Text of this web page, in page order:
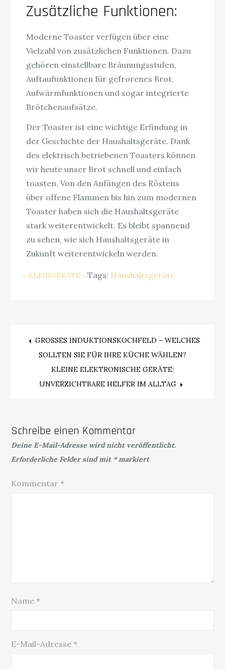
Zusätzliche Funktionen:
Moderne Toaster verfügen über eine
Vielzahl von zusätzlichen Funktionen. Dazu
gehören einstellbare Bräunungsstufen,
Auftaufunktionen für gefrorenes Brot,
Aufwärmfunktionen und sogar integrierte
Brötchenaufsätze.
Der Toaster ist eine wichtige Erfindung in
der Geschichte der Haushaltsgeräte. Dank
des elektrisch betriebenen Toasters können
wir heute unser Brot schnell und einfach
toasten. Von den Anfängen des Röstens
über offene Flammen bis hin zum modernen
Toaster haben sich die Haushaltsgeräte
stark weiterentwickelt. Es bleibt spannend
zu sehen, wie sich Haushaltsgeräte in
Zukunft weiterentwickeln werden.
KLEINGERÄTE Tags: Haushaltsgeräte
Beitragsnavigation
GROSSES INDUKTIONSKOCHFELD – WELCHES S
OLLTEN SIE FÜR IHRE KÜCHE WÄHLEN?
KLEINE ELEKTRONISCHE GERÄTE:
UNVERZICHTBARE HELFER IM ALLTAG
Schreibe einen Kommentar
Deine E-Mail-Adresse wird nicht veröffentlicht.
Erforderliche Felder sind mit *markiert
Kommentar *
Name *
E-Mail-Adresse *